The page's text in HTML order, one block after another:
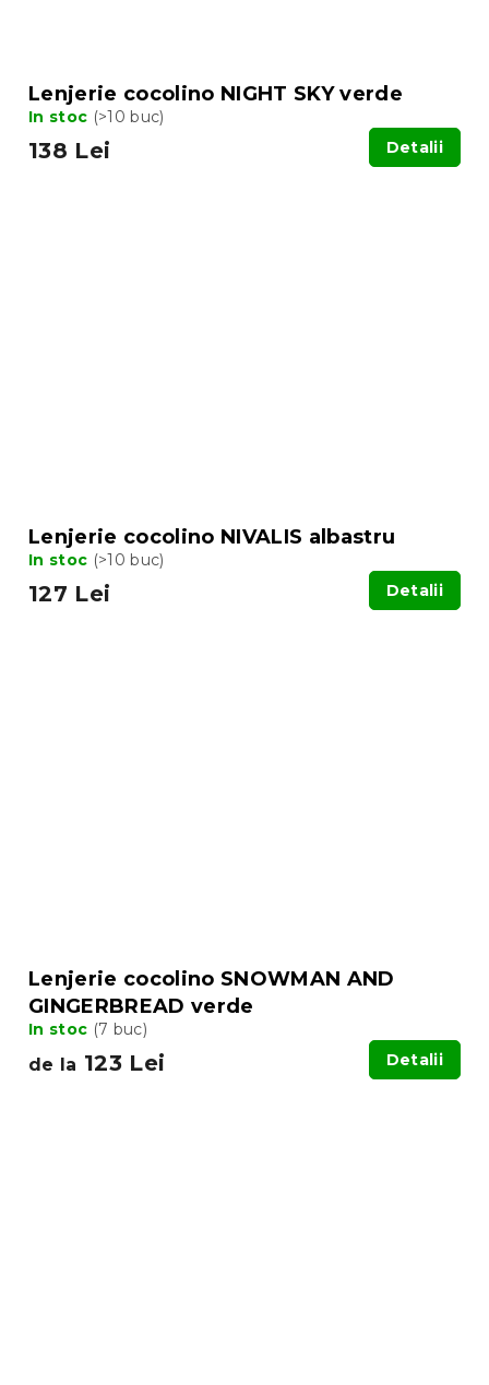
Lenjerie cocolino NIGHT SKY verde
In stoc (>10 buc)
138 Lei Detalii
Lenjerie cocolino NIVALIS albastru
In stoc (>10 buc)
127 Lei Detalii
Lenjerie cocolino SNOWMAN AND
GINGERBREAD verde
In stoc (7 buc)
de la 123 Lei Detalii